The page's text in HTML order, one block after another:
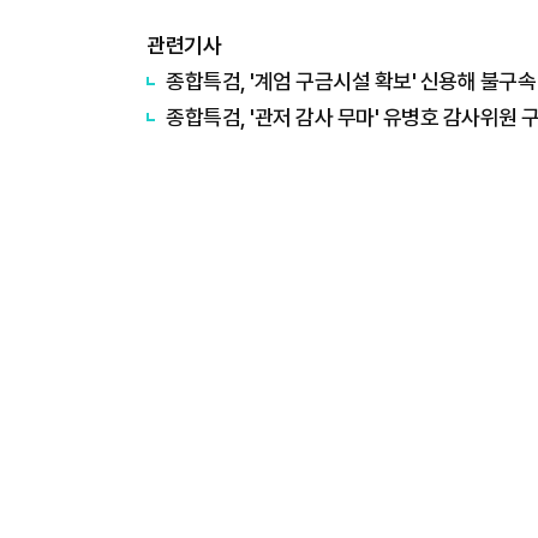
관련기사
종합특검, '계엄 구금시설 확보' 신용해 불구
종합특검, '관저 감사 무마' 유병호 감사위원